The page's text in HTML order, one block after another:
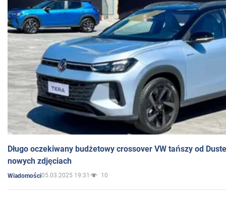
Długo oczekiwany budżetowy crossover VW tańszy od
nowych zdjęciach
Wiadomości05.03.2025 19:31 10